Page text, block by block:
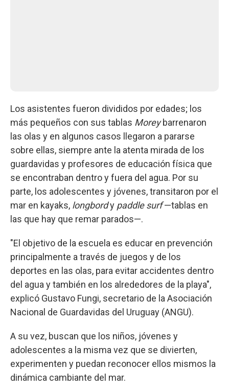
Los asistentes fueron divididos por edades; los
más pequeños con sus tablas Moreybarrenaron
las olas y en algunos casos llegaron a pararse
sobre ellas, siempre ante la atenta mirada de los
guardavidas y profesores de educación física que
se encontraban dentro y fuera del agua. Por su
parte, los adolescentes y jóvenes, transitaron por el
mar en kayaks, longbordy paddle surf—tablas en
las que hay que remar parados—.
"El objetivo de la escuela es educar en prevención
principalmente a través de juegos y de los
deportes en las olas, para evitar accidentes dentro
del agua y también en los alrededores de la playa",
explicó Gustavo Fungi, secretario de la Asociación
Nacional de Guardavidas del Uruguay (ANGU).
A su vez, buscan que los niños, jóvenes y
adolescentes a la misma vez que se divierten,
experimenten y puedan reconocer ellos mismos la
dinámica cambiante del mar.